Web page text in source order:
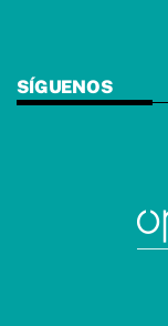
SÍGUENOS